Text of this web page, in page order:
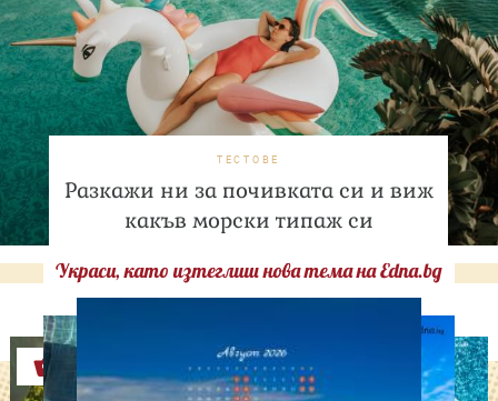
ТЕСТОВЕ
Разкажи ни за почивката си и виж
какъв морски типаж си
Украси, като изтеглиш нова тема на Edna.bg
Оферти